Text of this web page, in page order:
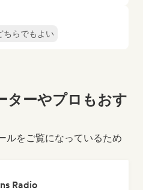
ちらでもよい
ターやプロもおす
ルをご覧になっているため
Radio